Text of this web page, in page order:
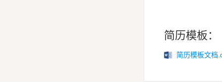
简历模板：
简历模板文档